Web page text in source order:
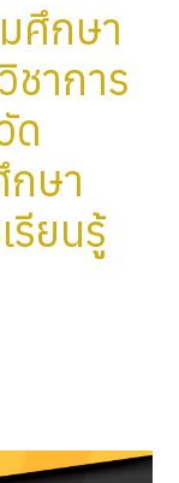
ศึกษา
ชาการ
ด
กษา
รียนรู้